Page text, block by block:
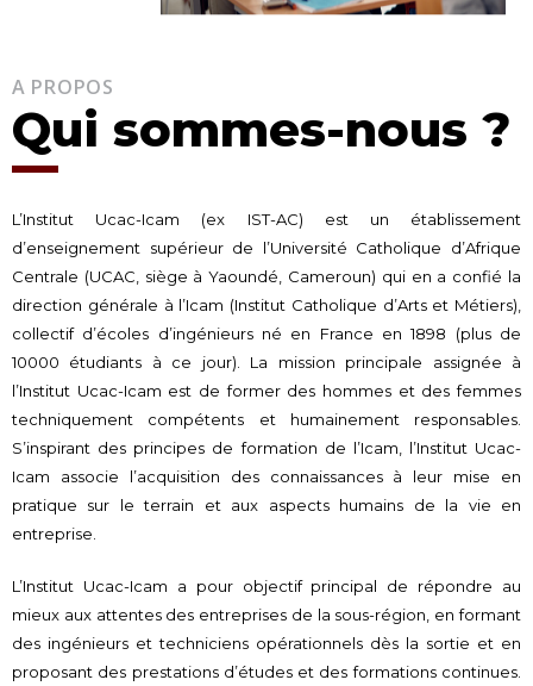
A PROPOS
Qui sommes-nous ?
L’Institut Ucac-Icam (ex IST-AC) est un établissement
d’enseignement supérieur de l’Université Catholique d’Afrique
Centrale (UCAC, siège à Yaoundé, Cameroun) qui en a confié la
direction générale à l’Icam (Institut Catholique d’Arts et Métiers),
collectif d’écoles d’ingénieurs né en France en 1898 (plus de
10000 étudiants à ce jour). La mission principale assignée à
l’Institut Ucac-Icam est de former des hommes et des femmes
techniquement compétents et humainement responsables.
S’inspirant des principes de formation de l’Icam, l’Institut Ucac-
Icam associe l’acquisition des connaissances à leur mise en
pratique sur le terrain et aux aspects humains de la vie en
entreprise.
L’Institut Ucac-Icam a pour objectif principal de répondre au
mieux aux attentes des entreprises de la sous-région, en formant
des ingénieurs et techniciens opérationnels dès la sortie et en
proposant des prestations d’études et des formations continues.